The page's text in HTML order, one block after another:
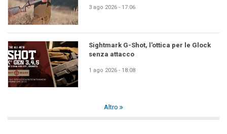
3 ago 2026 - 17:06
Sightmark G-Shot, l'ottica per le Glock
senza attacco
1 ago 2026 - 18:08
Altro